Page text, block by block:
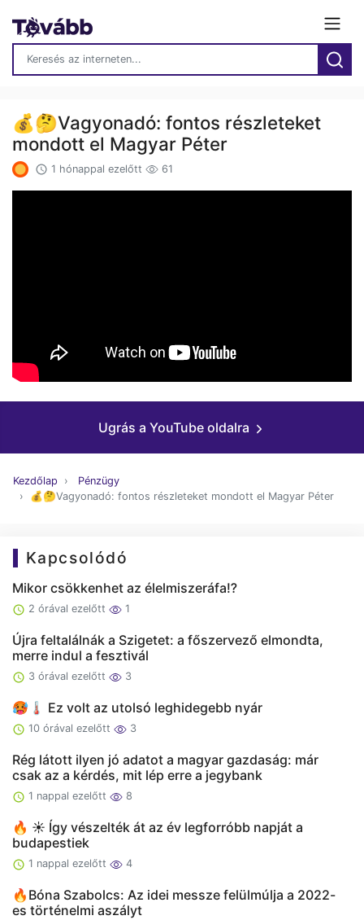
💰🤔Vagyonadó: fontos részleteket
mondott el Magyar Péter
1 hónappal ezelőtt 61
Ugrás a YouTube oldalra
Kezdőlap
Pénzügy
💰🤔Vagyonadó: fontos részleteket mondott el Magyar Péter
Kapcsolódó
Mikor csökkenhet az élelmiszeráfa⁉️
2 órával ezelőtt 1
Újra feltalálnák a Szigetet: a főszervező elmondta,
merre indul a fesztivál
3 órával ezelőtt 3
🥵🌡️ Ez volt az utolsó leghidegebb nyár
10 órával ezelőtt 3
Rég látott ilyen jó adatot a magyar gazdaság: már
csak az a kérdés, mit lép erre a jegybank
1 nappal ezelőtt 8
🔥 ☀️ Így vészelték át az év legforróbb napját a
budapestiek
1 nappal ezelőtt 4
🔥Bóna Szabolcs: Az idei messze felülmúlja a 2022-
es történelmi aszályt